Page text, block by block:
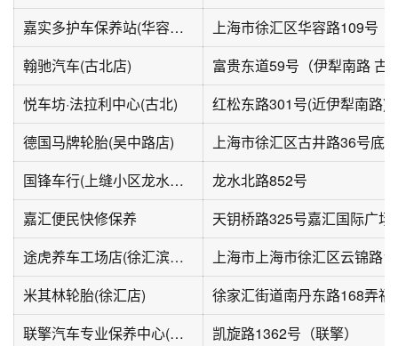
嘉实多护车保养站(华容路店)
上海市徐汇区华容路109号
翰驰汽车(古北店)
悦车坊·法拉利中心(古北)
红松东路301号(近伊犁南路)
德国马牌轮胎(吴中路店)
上海市徐汇区古井路36号底层
国锋车行(上缝小区龙水北路900弄店)
龙水北路852号
嘉汇便民快修保养
途虎养车工场店(徐汇滨江云锦路店)
上海市上海市徐汇区云锦路
米其林轮胎(徐汇店)
联擎汽车专业保养中心(凯旋路店)
凯旋路1362号（联擎）